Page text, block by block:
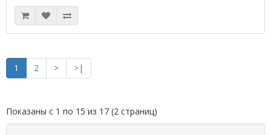
1 2 > >|
Показаны с 1 по 15 из 17 (2 страниц)